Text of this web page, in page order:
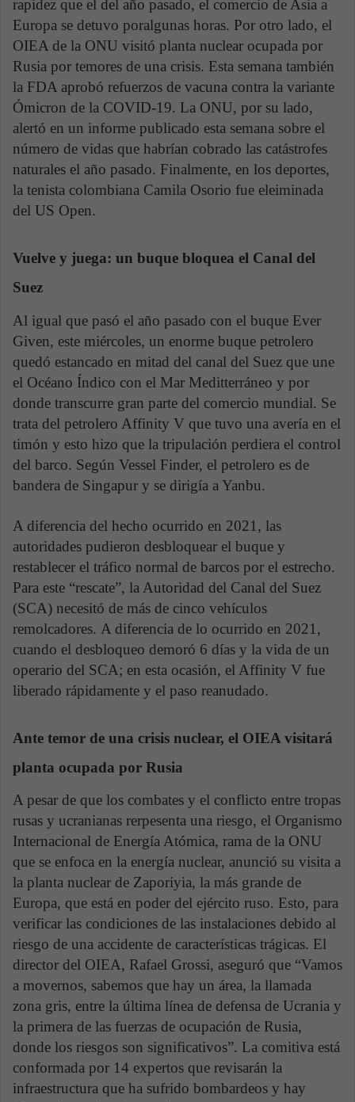
rapidez que el del año pasado, el comercio de Asia a
Europa se detuvo poralgunas horas. Por otro lado, el
OIEA de la ONU visitó planta nuclear ocupada por
Rusia por temores de una crisis. Esta semana también
la FDA aprobó refuerzos de vacuna contra la variante
Ómicron de la COVID-19. La ONU, por su lado,
alertó en un informe publicado esta semana sobre el
número de vidas que habrían cobrado las catástrofes
naturales el año pasado. Finalmente, en los deportes,
la tenista colombiana Camila Osorio fue eleiminada
del US Open.
Vuelve y juega: un buque bloquea el Canal del
Suez
Al igual que pasó el año pasado con el buque Ever
Given, este miércoles, un enorme buque petrolero
quedó estancado en mitad del canal del Suez que une
el Océano Índico con el Mar Meditterráneo y por
donde transcurre gran parte del comercio mundial. Se
trata del petrolero Affinity V que tuvo una avería en el
timón y esto hizo que la tripulación perdiera el control
del barco. Según Vessel Finder, el petrolero es de
bandera de Singapur y se dirigía a Yanbu.
A diferencia del hecho ocurrido en 2021, las
autoridades pudieron desbloquear el buque y
restablecer el tráfico normal de barcos por el estrecho.
Para este “rescate”, la Autoridad del Canal del Suez
(SCA) necesitó de más de cinco vehículos
remolcadores. A diferencia de lo ocurrido en 2021,
cuando el desbloqueo demoró 6 días y la vida de un
operario del SCA; en esta ocasión, el Affinity V fue
liberado rápidamente y el paso reanudado.
Ante temor de una crisis nuclear, el OIEA visitará
planta ocupada por Rusia
A pesar de que los combates y el conflicto entre tropas
rusas y ucranianas rerpesenta una riesgo, el Organismo
Internacional de Energía Atómica, rama de la ONU
que se enfoca en la energía nuclear, anunció su visita a
la planta nuclear de Zaporiyia, la más grande de
Europa, que está en poder del ejército ruso. Esto, para
verificar las condiciones de las instalaciones debido al
riesgo de una accidente de características trágicas. El
director del OIEA, Rafael Grossi, aseguró que “Vamos
a movernos, sabemos que hay un área, la llamada
zona gris, entre la última línea de defensa de Ucrania y
la primera de las fuerzas de ocupación de Rusia,
donde los riesgos son significativos”. La comitiva está
conformada por 14 expertos que revisarán la
infraestructura que ha sufrido bombardeos y hay